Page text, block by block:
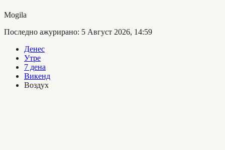
Mogila
Последно ажурирано: 5 Август 2026, 14:59
Денес
Утре
7 дена
Викенд
Воздух